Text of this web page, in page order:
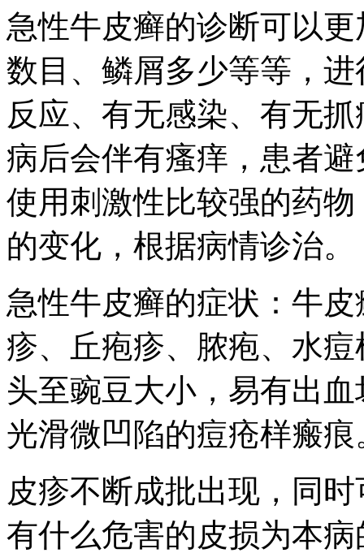
急性牛皮癣的诊断可以
数目、鳞屑多少等等，
反应、有无感染、有无
病后会伴有瘙痒，患者
使用刺激性比较强的药
的变化，根据病情诊治。
急性牛皮癣的症状：牛
疹、丘疱疹、脓疱、水
头至豌豆大小，易有出
光滑微凹陷的痘疮样瘢痕
皮疹不断成批出现，同
有什么危害的皮损为本